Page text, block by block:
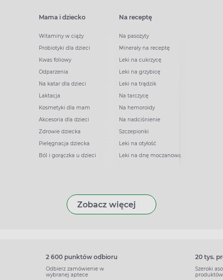
Mama i dziecko
Witaminy w ciąży
Probiotyki dla dzieci
Kwas foliowy
Odparzenia
Na katar dla dzieci
Laktacja
Kosmetyki dla mam
Akcesoria dla dzieci
Zdrowie dziecka
Pielęgnacja dziecka
Ból i gorączka u dzieci
Na receptę
Na pasożyty
Minerały na receptę
Leki na cukrzycę
Leki na grzybicę
Leki na trądzik
Na tarczycę
Na hemoroidy
Na nadciśnienie
Szczepionki
Leki na otyłość
Leki na dnę moczanową
Zobacz więcej
2 600 punktów odbioru
Odbierz zamówienie w
wybranej aptece
20 tys.
Szeroki
produktów